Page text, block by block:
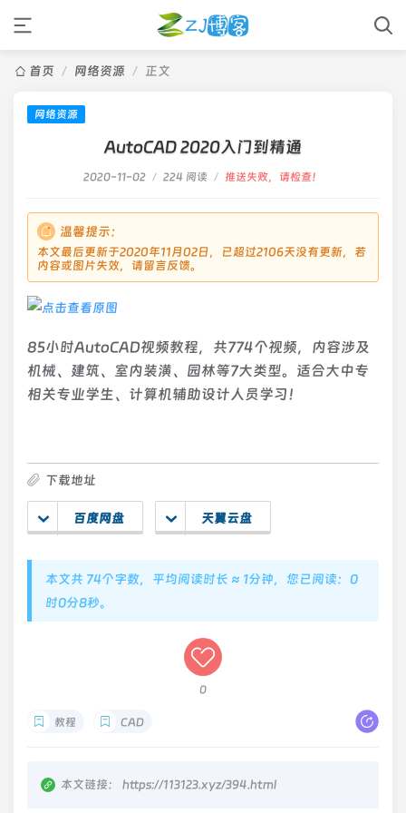
首页 / 网络资源 / 正文
网络资源
AutoCAD 2020入门到精通
2020-11-02 / 224 阅读 / 推送失败，请检查！
温馨提示：
本文最后更新于2020年11月02日，已超过2106天没有更新，若
内容或图片失效，请留言反馈。
85小时AutoCAD视频教程，共774个视频，内容涉及
机械、建筑、室内装潢、园林等7大类型。适合大中专
相关专业学生、计算机辅助设计人员学习！
下载地址
百度网盘 天翼云盘
本文共 74个字数，平均阅读时长 ≈ 1分钟，您已阅读：0
时0分9秒。
0
教程 CAD
本文链接： https://113123.xyz/394.html